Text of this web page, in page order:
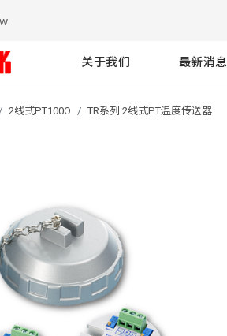
关于我们 最新消息
2线式PT100Ω TR系列 2线式PT温度传送器